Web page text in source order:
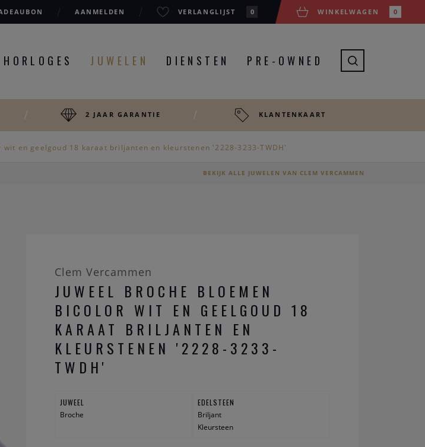
AANMELDEN VERLANGLIJST 0 WINKELWAGEN 0
HORLOGES JUWELEN DIENSTEN PRE-OWNED
2 JAAR GARANTIE KLANTENKAART
wit en geelgoud 18 karaat briljanten en kleurstenen '2228-3233-TWDH'
BEKIJK ALLE JUWELEN VAN CLEM VERCAMMEN
Clem Vercammen
JUWEEL BROCHE BLOEMEN
BICOLOR WIT EN GEELGOUD 18
KARAAT BRILJANTEN EN
KLEURSTENEN '2228-3233-
TWDH'
JUWEEL
Broche
EDELSTEEN
Briljant
Kleursteen